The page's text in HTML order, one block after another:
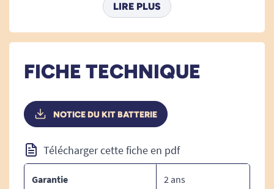
Si vous possédez déjà un fauteuil
nous reviendrons vers vous après votre achat
pour vous demander son numéro de série, les
batteries n'étant pas les mêmes selon le modèle
du fauteuil.
Détails techniques :
Temps de charge : 6h.
Un voyant lumineux affiche une couleur orange
LIRE PLUS
FICHE TECHNIQUE
NOTICE DU KIT BATTERIE
Télécharger cette fiche en pdf
Garantie 2 ans